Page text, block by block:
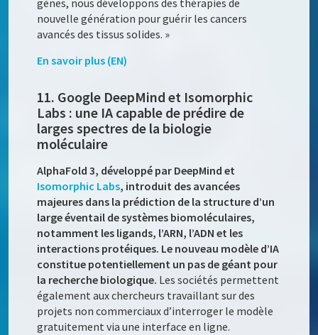
gènes, nous développons des thérapies de
nouvelle génération pour guérir les cancers
avancés des tissus solides. »
En savoir plus (EN)
11. Google DeepMind et Isomorphic
Labs : une IA capable de prédire de
larges spectres de la biologie
moléculaire
AlphaFold 3, développé par DeepMind et
Isomorphic Labs, introduit des avancées
majeures dans la prédiction de la structure d’un
large éventail de systèmes biomoléculaires,
notamment les ligands, l’ARN, l’ADN et les
interactions protéiques. Le nouveau modèle d’IA
constitue potentiellement un pas de géant pour
la recherche biologique. Les sociétés permettent
également aux chercheurs travaillant sur des
projets non commerciaux d’interroger le modèle
gratuitement via une interface en ligne.